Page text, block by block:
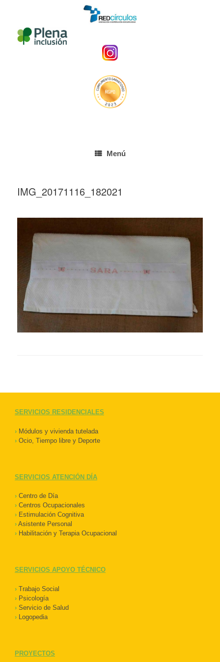
Menú
IMG_20171116_182021
SERVICIOS RESIDENCIALES
› Módulos y vivienda tutelada
› Ocio, Tiempo libre y Deporte
SERVICIOS ATENCIÓN DÍA
› Centro de Día
› Centros Ocupacionales
› Estimulación Cognitiva
› Asistente Personal
› Habilitación y Terapia Ocupacional
SERVICIOS APOYO TÉCNICO
› Trabajo Social
› Psicología
› Servicio de Salud
› Logopedia
PROYECTOS